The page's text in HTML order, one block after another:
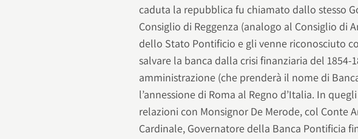
caduta la repubblica fu chiamato dallo stesso
Consiglio di Reggenza (analogo al Consiglio di
dello Stato Pontificio e gli venne riconosciuto
salvare la banca dalla crisi finanziaria del 1854-
amministrazione (che prenderà il nome di
l’annessione di Roma al Regno d’Italia. In
relazioni con Monsignor De Merode, col Conte
Cardinale, Governatore della Banca Pontificia